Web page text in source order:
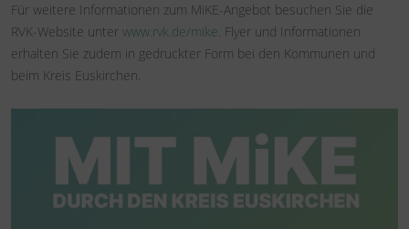
Für weitere Informationen zum MiKE-Angebot besuchen Sie die
RVK-Website unter www.rvk.de/mike. Flyer und Informationen
erhalten Sie zudem in gedruckter Form bei den Kommunen und
beim Kreis Euskirchen.